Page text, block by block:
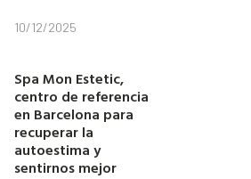
10/12/2025
Spa Mon Estetic,
centro de referencia
en Barcelona para
recuperar la
autoestima y
sentirnos mejor